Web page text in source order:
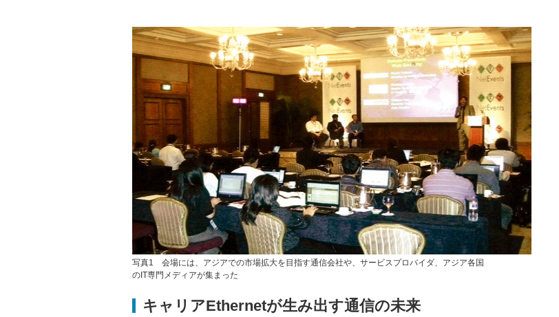
写真1 会場には、アジアでの市場拡大を目指す通信会社や、サービスプロバイダ、アジア各国
のIT専門メディアが集まった
キャリアEthernetが生み出す通信の未来